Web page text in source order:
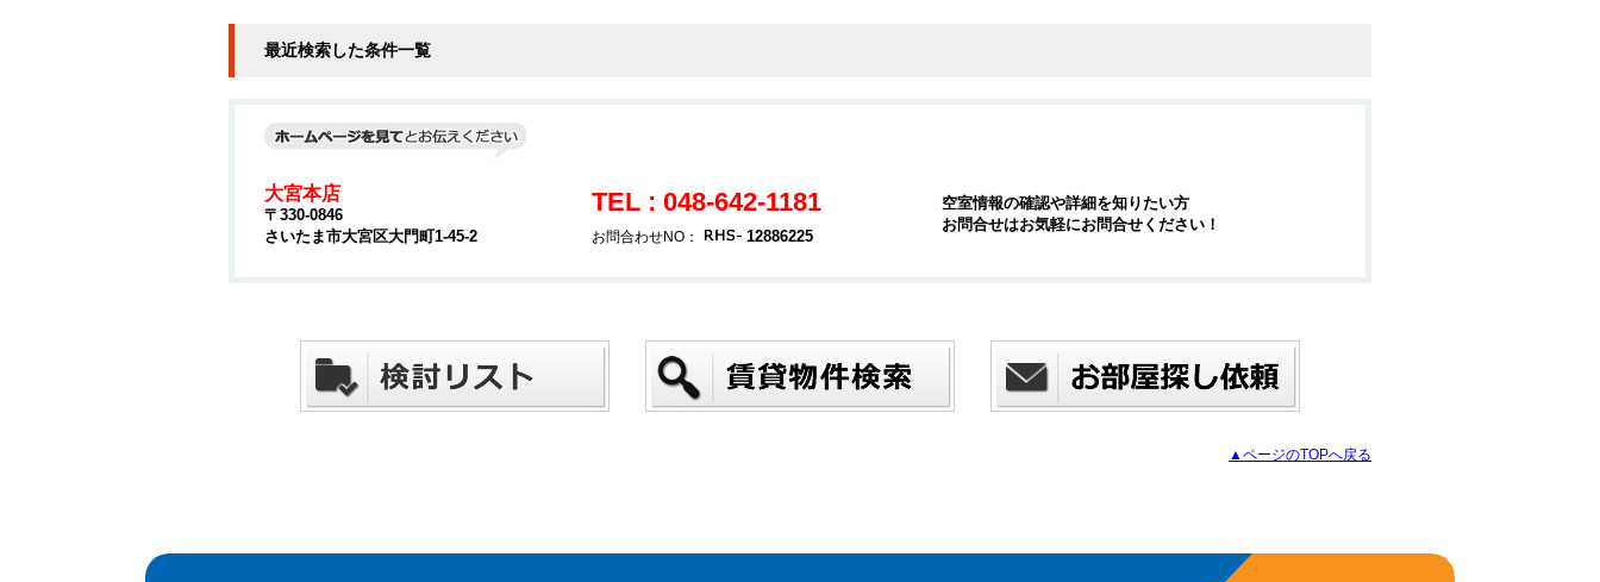
最近検索した条件一覧
大宮本店
〒330-0846
さいたま市大宮区大門町1-45-2
TEL : 048-642-1181
お問合わせNO： 12886225
空室情報の確認や詳細を知りたい方
お問合せはお気軽にお問合せください！
▲ページのTOPへ戻る